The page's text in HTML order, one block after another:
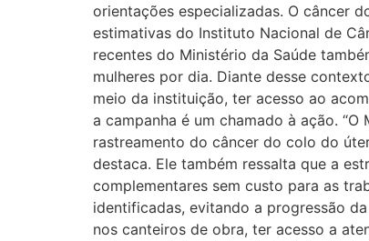
orientações especializadas. O câncer
estimativas do Instituto Nacional de
recentes do Ministério da Saúde
mulheres por dia. Diante desse
meio da instituição, ter acesso ao
a campanha é um chamado à ação.
rastreamento do câncer do colo do
destaca. Ele também ressalta que a
complementares sem custo para as
identificadas, evitando a progressão
nos canteiros de obra, ter acesso a